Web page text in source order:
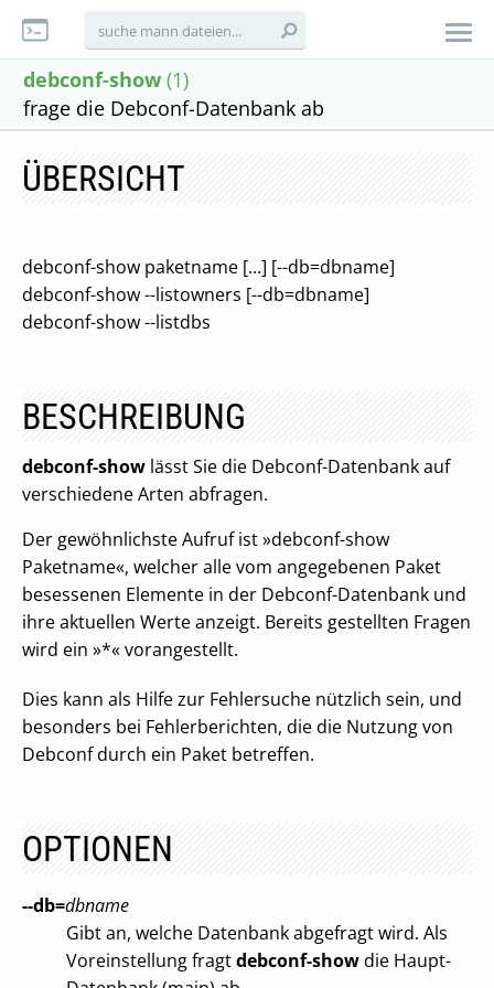
debconf-show (1)
frage die Debconf-Datenbank ab
ÜBERSICHT
debconf-show paketname [...] [--db=dbname]
debconf-show --listowners [--db=dbname]
debconf-show --listdbs
BESCHREIBUNG
debconf-show lässt Sie die Debconf-Datenbank auf
verschiedene Arten abfragen.
Der gewöhnlichste Aufruf ist »debconf-show
Paketname«, welcher alle vom angegebenen Paket
besessenen Elemente in der Debconf-Datenbank und
ihre aktuellen Werte anzeigt. Bereits gestellten Fragen
wird ein »*« vorangestellt.
Dies kann als Hilfe zur Fehlersuche nützlich sein, und
besonders bei Fehlerberichten, die die Nutzung von
Debconf durch ein Paket betreffen.
OPTIONEN
--db=dbname
Gibt an, welche Datenbank abgefragt wird. Als
Voreinstellung fragtdebconf-showdie Haupt-